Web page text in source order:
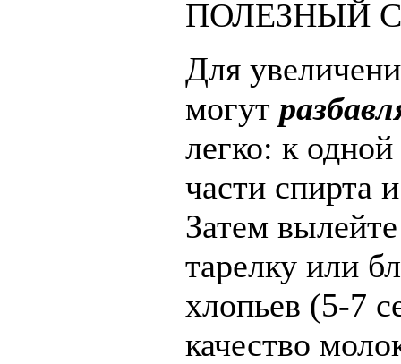
ПОЛЕЗНЫЙ
Для
могут
легко: к
части спирта
Затем
тарелку или
хлопьев (5-7
качество